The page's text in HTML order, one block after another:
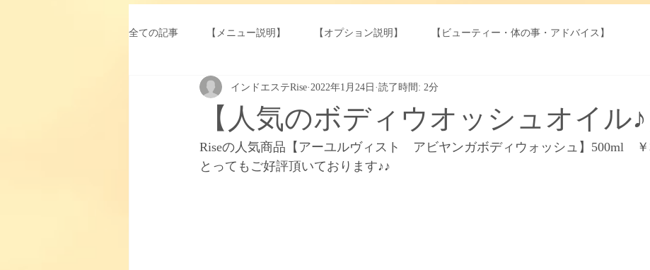
全ての記事 【メニュー説明】 【オプション説明】 【ビューティー・体の事・アドバイス】
【お知らせ・期間限定クーポン】 【口コミ】 【Riseのこだわり商材】
【取り扱い商品】 【インドエステについて】 【オーナー柳田の思い】
【人気のボディウオッシュオイル♪
インドエステRise 2022年1月24日 読了時間: 2分
Riseの人気商品【アーユルヴィスト　アビヤンガボディウォッシュ】500ml　
とってもご好評頂いております♪♪